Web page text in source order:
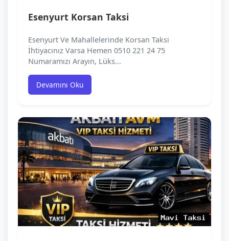
Esenyurt Korsan Taksi
Esenyurt Ve Mahallelerinde Korsan Taksi
İhtiyacınız Varsa Hemen 0510 221 24 75
Numaramızı Arayın, Lüks...
Devamını Oku